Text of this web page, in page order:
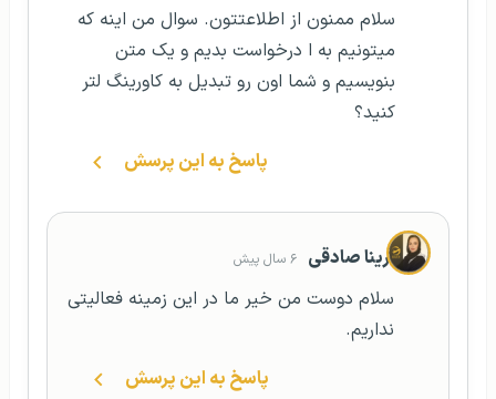
سلام ممنون از اطلاعتتون. سوال من اینه که
میتونیم به ا درخواست بدیم و یک متن
بنویسیم و شما اون رو تبدیل به کاورینگ لتر
کنید؟
پاسخ به این پرسش
آرینا صادقی ۶ سال پیش
سلام دوست من خیر ما در این زمینه فعالیتی
نداریم.
پاسخ به این پرسش